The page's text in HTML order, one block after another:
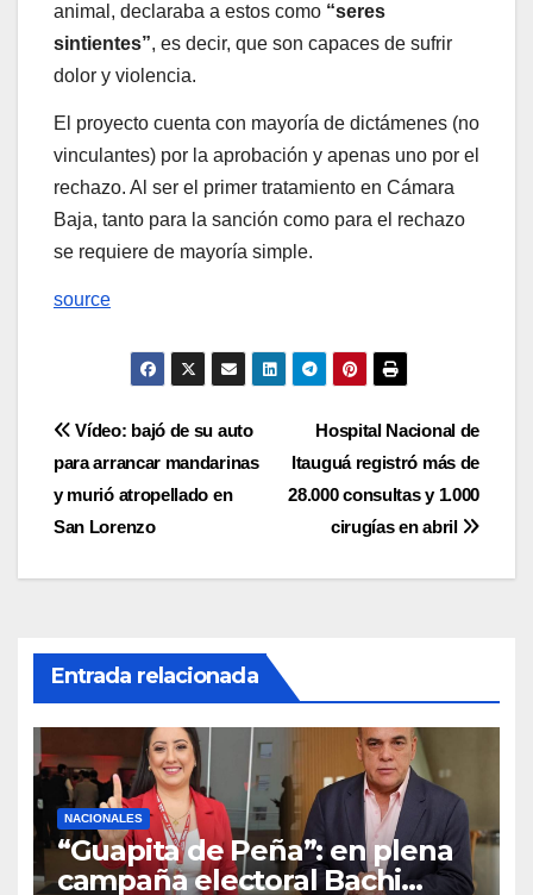
animal, declaraba a estos como “seres
sintientes”, es decir, que son capaces de sufrir
dolor y violencia.
El proyecto cuenta con mayoría de dictámenes (no
vinculantes) por la aprobación y apenas uno por el
rechazo. Al ser el primer tratamiento en Cámara
Baja, tanto para la sanción como para el rechazo
se requiere de mayoría simple.
source
Navegación
de
entradas
Hospital Nacional de
Itauguá registró más de
28.000 consultas y 1.000
cirugías en abril
Vídeo: bajó de su auto
para arrancar mandarinas
y murió atropellado en
San Lorenzo
Entrada relacionada
NACIONALES
“Guapita de Peña”: en plena
campaña electoral Bachi